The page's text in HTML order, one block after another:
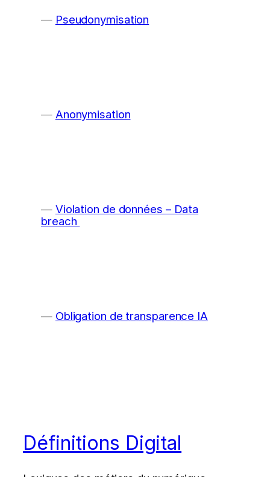
Pseudonymisation
Anonymisation
Violation de données – Data
breach
Obligation de transparence IA
Définitions Digital